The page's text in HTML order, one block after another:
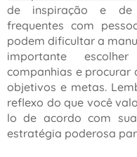
de inspiração e de
frequentes com
podem dificultar a
importante
companhias e procurar
objetivos e metas.
reflexo do que você
lo de acordo com
estratégia poderosa